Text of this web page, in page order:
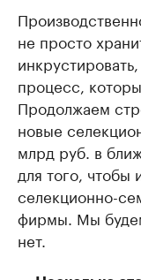
не просто
процесс,
Продолжаем
новые
млрд руб. в
для того, чтобы
селекционно-
фирмы. Мы
нет.